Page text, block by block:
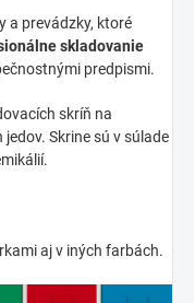
a prevádzky, ktoré
skladovanie
predpismi.
skríň na
Skrine sú v súlade
aj v iných farbách.